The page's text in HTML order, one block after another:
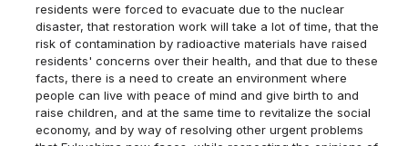
residents were forced to evacuate due to the nuclear
disaster, that restoration work will take a lot of time, that the
risk of contamination by radioactive materials have raised
residents' concerns over their health, and that due to these
facts, there is a need to create an environment where
people can live with peace of mind and give birth to and
raise children, and at the same time to revitalize the social
economy, and by way of resolving other urgent problems